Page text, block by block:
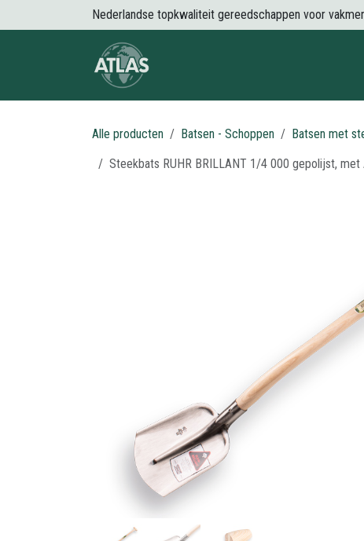
Overslaan naar inhoudNederlandse topkwaliteit gereedschappen voor
Alle producten Batsen - Schoppen Batsen met
Steekbats RUHR BRILLANT 1/4 000 gepolijst,